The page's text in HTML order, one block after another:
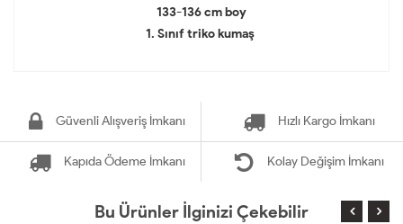
133-136 cm boy
1. Sınıf triko kumaş
Güvenli Alışveriş İmkanı Hızlı Kargo İmkanı
Kapıda Ödeme İmkanı Kolay Değişim İmkanı
Bu Ürünler İlginizi Çekebilir